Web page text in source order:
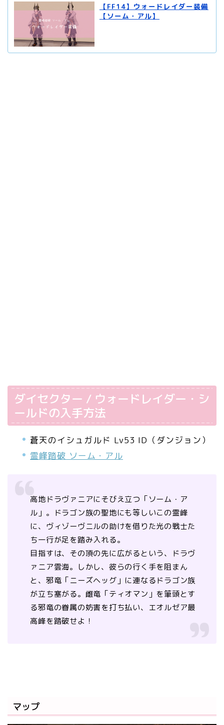
【FF14】ウォードレイダー装備
【ソーム・アル】
ダイセクター / ウォードレイダー・シ
ールドの入手方法
蒼天のイシュガルド Lv53 ID（ダンジョン）
霊峰踏破 ソーム・アル
高地ドラヴァニアにそびえ立つ「ソーム・ア
ル」。ドラゴン族の聖地にも等しいこの霊峰
に、ヴィゾーヴニルの助けを借りた光の戦士た
ち一行が足を踏み入れる。
目指すは、その頂の先に広がるという、ドラヴ
ァニア雲海。しかし、彼らの行く手を阻まん
と、邪竜「ニーズヘッグ」に連なるドラゴン族
が立ち塞がる。雌竜「ティオマン」を筆頭とす
る邪竜の眷属の妨害を打ち払い、エオルゼア最
高峰を踏破せよ！
マップ